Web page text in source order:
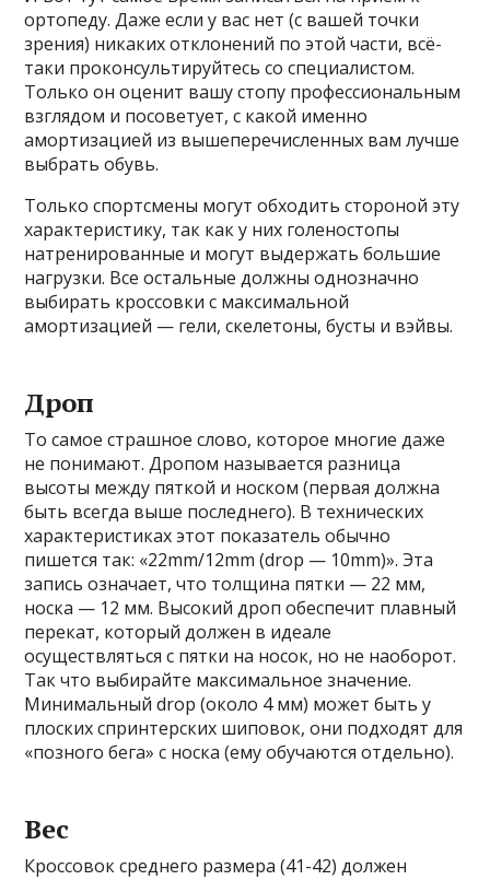
ортопеду. Даже если у вас нет (с вашей точки
зрения) никаких отклонений по этой части, всё-
таки проконсультируйтесь со специалистом.
Только он оценит вашу стопу профессиональным
взглядом и посоветует, с какой именно
амортизацией из вышеперечисленных вам лучше
выбрать обувь.
Только спортсмены могут обходить стороной эту
характеристику, так как у них голеностопы
натренированные и могут выдержать большие
нагрузки. Все остальные должны однозначно
выбирать кроссовки с максимальной
амортизацией — гели, скелетоны, бусты и вэйвы.
Дроп
То самое страшное слово, которое многие даже
не понимают. Дропом называется разница
высоты между пяткой и носком (первая должна
быть всегда выше последнего). В технических
характеристиках этот показатель обычно
пишется так: «22mm/12mm (drop — 10mm)». Эта
запись означает, что толщина пятки — 22 мм,
носка — 12 мм. Высокий дроп обеспечит плавный
перекат, который должен в идеале
осуществляться с пятки на носок, но не наоборот.
Так что выбирайте максимальное значение.
Минимальный drop (около 4 мм) может быть у
плоских спринтерских шиповок, они подходят для
«позного бега» с носка (ему обучаются отдельно).
Вес
Кроссовок среднего размера (41-42) должен